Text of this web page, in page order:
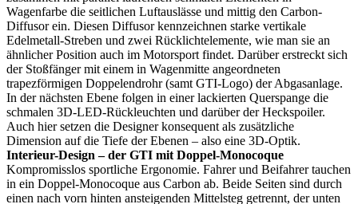
Wagenfarbe die seitlichen Luftauslässe und mittig den Carbon-
Diffusor ein. Diesen Diffusor kennzeichnen starke vertikale
Edelmetall-Streben und zwei Rücklichtelemente, wie man sie an
ähnlicher Position auch im Motorsport findet. Darüber erstreckt sich
der Stoßfänger mit einem in Wagenmitte angeordneten
trapezförmigen Doppelendrohr (samt GTI-Logo) der Abgasanlage.
In der nächsten Ebene folgen in einer lackierten Querspange die
schmalen 3D-LED-Rückleuchten und darüber der Heckspoiler.
Auch hier setzen die Designer konsequent als zusätzliche
Dimension auf die Tiefe der Ebenen – also eine 3D-Optik.
Interieur-Design – der GTI mit Doppel-Monocoque
Kompromisslos sportliche Ergonomie. Fahrer und Beifahrer tauchen
in ein Doppel-Monocoque aus Carbon ab. Beide Seiten sind durch
einen nach vorn hinten ansteigenden Mittelsteg getrennt, der unten